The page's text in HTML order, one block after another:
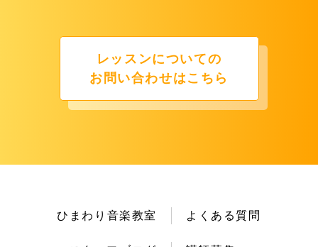
レッスンについての
お問い合わせはこちら
ひまわり音楽教室 よくある質問